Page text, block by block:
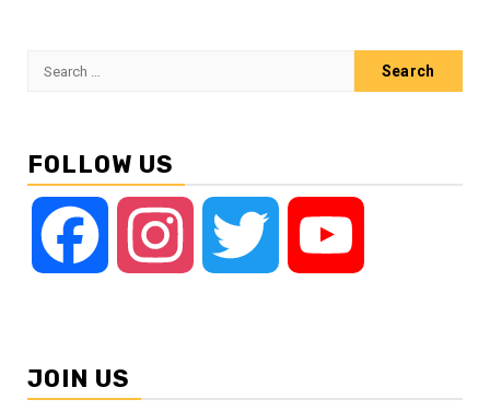
Search
FOLLOW US
Facebook Instagram Twitter
JOIN US